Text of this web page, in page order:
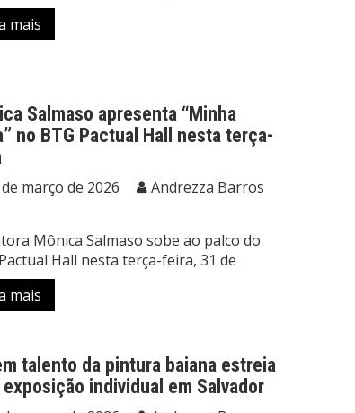
mais
Salmaso apresenta “Minha
no BTG Pactual Hall nesta terça-
março de 2026
Andrezza Barros
Mônica Salmaso sobe ao palco do
Hall nesta terça-feira, 31 de
mais
talento da pintura baiana estreia
individual em Salvador